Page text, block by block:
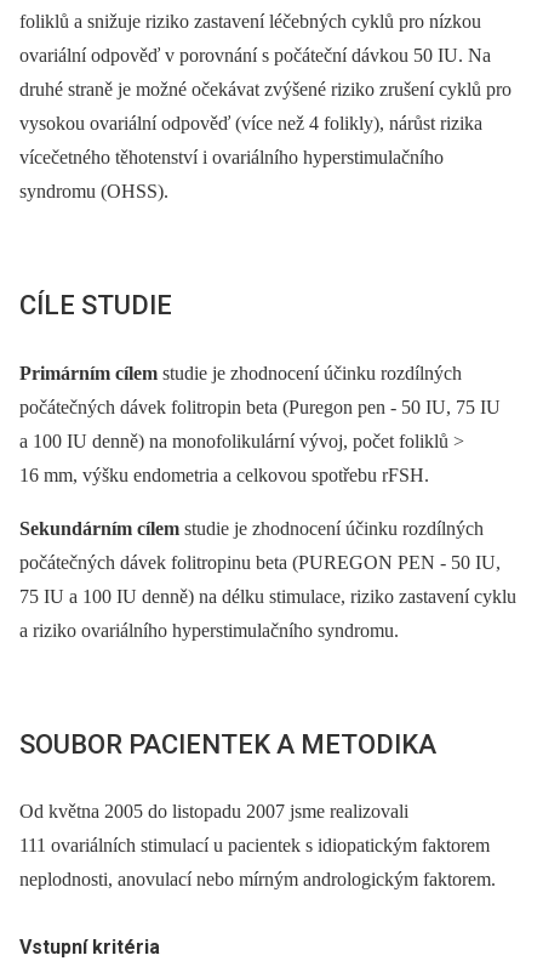
foliklů a snižuje riziko zastavení léčebných cyklů pro nízkou
ovariální odpověď v porovnání s počáteční dávkou 50 IU. Na
druhé straně je možné očekávat zvýšené riziko zrušení cyklů pro
vysokou ovariální odpověď (více než 4 folikly), nárůst rizika
vícečetného těhotenství i ovariálního hyperstimulačního
syndromu (OHSS).
CÍLE STUDIE
Primárním cílem studie je zhodnocení účinku rozdílných
počátečných dávek folitropin beta (Puregon pen -⁠ 50 IU, 75 IU
a 100 IU denně) na monofolikulární vývoj, počet foliklů >
16 mm, výšku endometria a celkovou spotřebu rFSH.
Sekundárním cílem studie je zhodnocení účinku rozdílných
počátečných dávek folitropinu beta (PUREGON PEN -⁠ 50 IU,
75 IU a 100 IU denně) na délku stimulace, riziko zastavení cyklu
a riziko ovariálního hyperstimulačního syndromu.
SOUBOR PACIENTEK A METODIKA
Od května 2005 do listopadu 2007 jsme realizovali
111 ovariálních stimulací u pacientek s idiopatickým faktorem
neplodnosti, anovulací nebo mírným andrologickým faktorem.
Vstupní kritéria